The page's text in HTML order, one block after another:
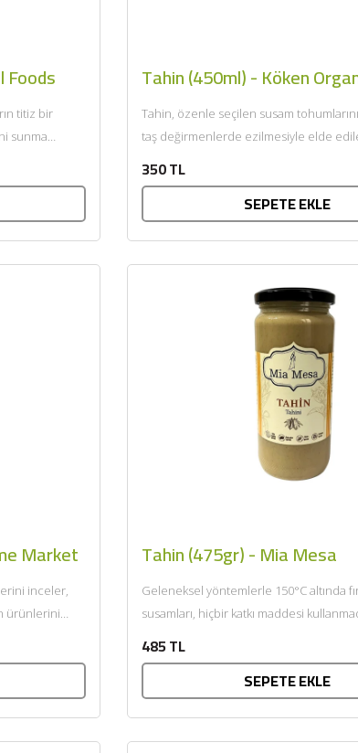
Foods
titiz bir
sunma
Tahin (450ml) - Köken
Tahin, özenle seçilen susam
taş değirmenlerde ezilmesiyle elde
350 TL
SEPETE EKLE
Market
inceler,
ürünlerini
Tahin (475gr) - Mia Mesa
Geleneksel yöntemlerle 150°C altında
susamları, hiçbir katkı maddesi
485 TL
SEPETE EKLE
×